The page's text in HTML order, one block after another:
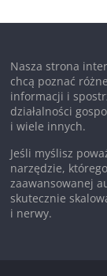
Nasza strona
chcą poznać
informacji i
działalności
i wiele innych.
Jeśli myślisz
narzędzie,
zaawansowanej
skutecznie
i nerwy.